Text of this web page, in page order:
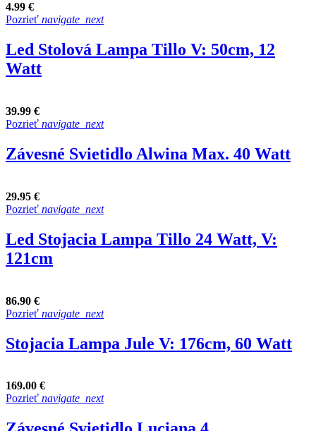
4.99 €
Pozrieť navigate_next
Led Stolová Lampa Tillo V: 50cm, 12
Watt
39.99 €
Pozrieť navigate_next
Závesné Svietidlo Alwina Max. 40 Watt
29.95 €
Pozrieť navigate_next
Led Stojacia Lampa Tillo 24 Watt, V:
121cm
86.90 €
Pozrieť navigate_next
Stojacia Lampa Jule V: 176cm, 60 Watt
169.00 €
Pozrieť navigate_next